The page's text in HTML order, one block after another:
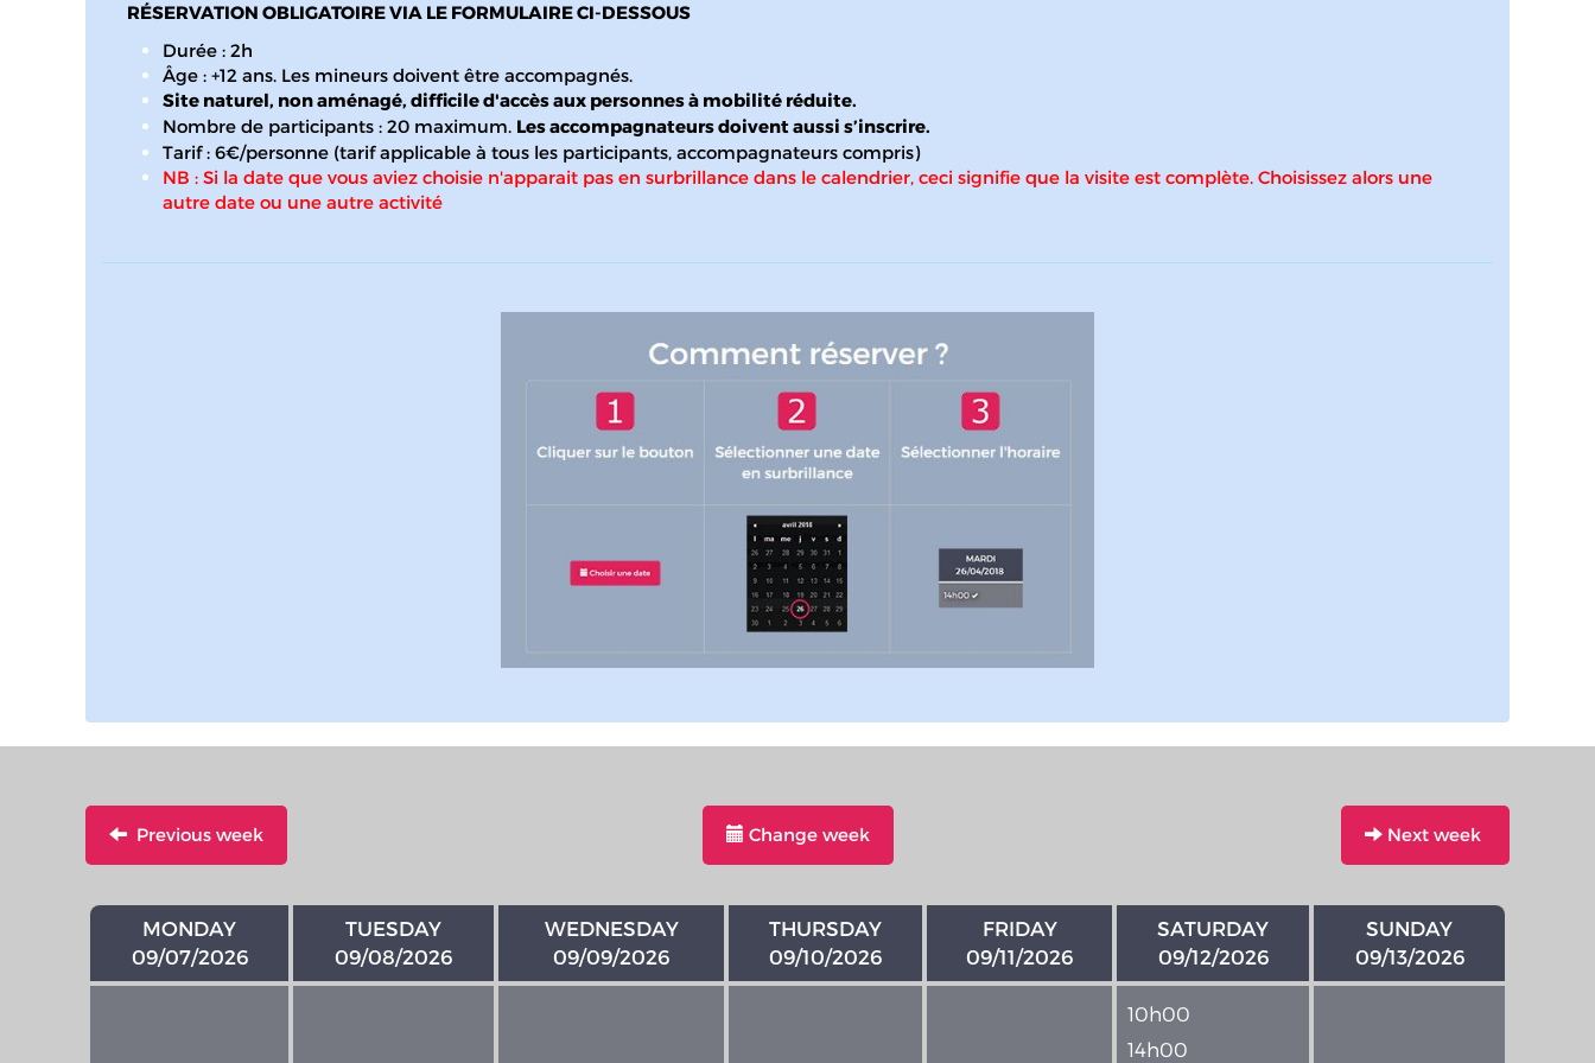
RÉSERVATION OBLIGATOIRE VIA LE FORMULAIRE CI-DESSOUS
Durée : 2h
Âge : +12 ans. Les mineurs doivent être accompagnés.
Site naturel, non aménagé, difficile d'accès aux personnes à mobilité réduite.
Nombre de participants : 20 maximum. Les accompagnateurs doivent aussi s’inscrire.
Tarif : 6€/personne (tarif applicable à tous les participants, accompagnateurs compris)
NB : Si la date que vous aviez choisie n'apparait pas en surbrillance dans le calendrier, ceci signifie que la visite est complète. Choisissez alors une
autre date ou une autre activité
Previous week Change week Next week
MONDAY
09/07/2026
TUESDAY
09/08/2026
WEDNESDAY
09/09/2026
THURSDAY
09/10/2026
FRIDAY
09/11/2026
SATURDAY
09/12/2026
SUNDAY
09/13/2026
10h00
14h00